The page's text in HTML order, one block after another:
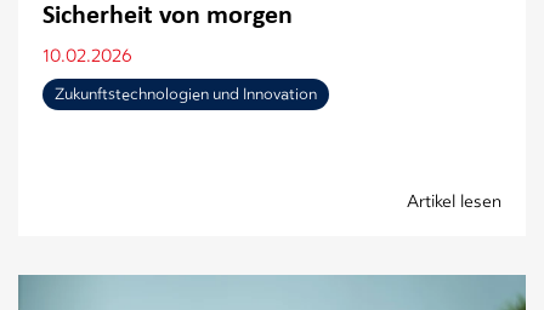
Sicherheit von morgen
10.02.2026
Zukunftstechnologien und Innovation
Artikel lesen